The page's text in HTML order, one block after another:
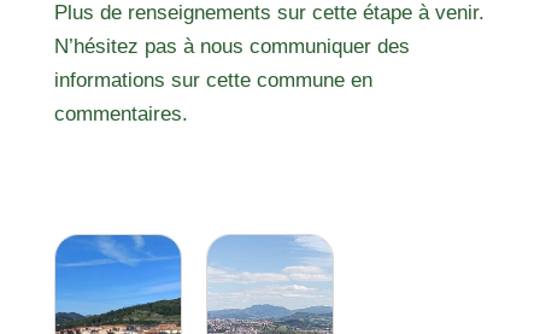
Plus de renseignements sur cette étape à venir.
N’hésitez pas à nous communiquer des
informations sur cette commune en
commentaires.